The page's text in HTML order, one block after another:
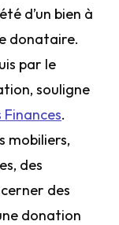
d’un bien à
donataire.
par le
souligne
.
mobiliers,
des
des
donation